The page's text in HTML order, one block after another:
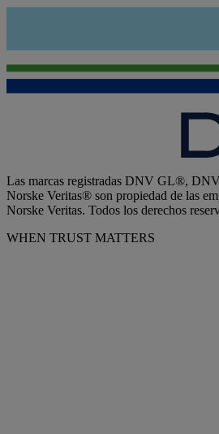
Las marcas registradas DNV GL®,
Norske Veritas® son propiedad de las
Norske Veritas. Todos los derechos
WHEN TRUST MATTERS